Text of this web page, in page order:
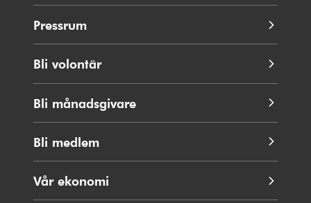
Pressrum
Bli volontär
Bli månadsgivare
Bli medlem
Vår ekonomi